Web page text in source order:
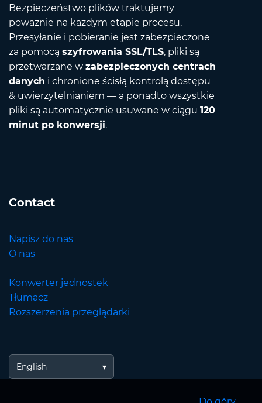
Bezpieczeństwo plików traktujemy
poważnie na każdym etapie procesu.
Przesyłanie i pobieranie jest zabezpieczone
za pomocą szyfrowania SSL/TLS, pliki są
przetwarzane w zabezpieczonych centrach
danych i chronione ścisłą kontrolą dostępu
& uwierzytelnianiem — a ponadto wszystkie
pliki są automatycznie usuwane w ciągu 120
minut po konwersji.
Contact
Napisz do nas
O nas
Konwerter jednostek
Tłumacz
Rozszerzenia przeglądarki
English